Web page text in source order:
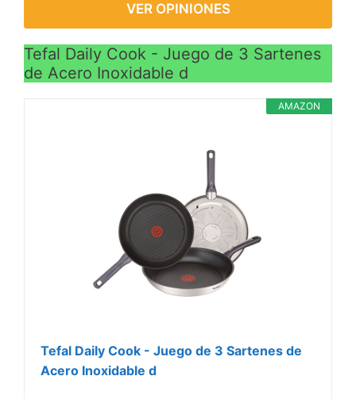
VER OPINIONES
Tefal Daily Cook - Juego de 3 Sartenes
de Acero Inoxidable d
AMAZON
Tefal Daily Cook - Juego de 3 Sartenes de
Acero Inoxidable d